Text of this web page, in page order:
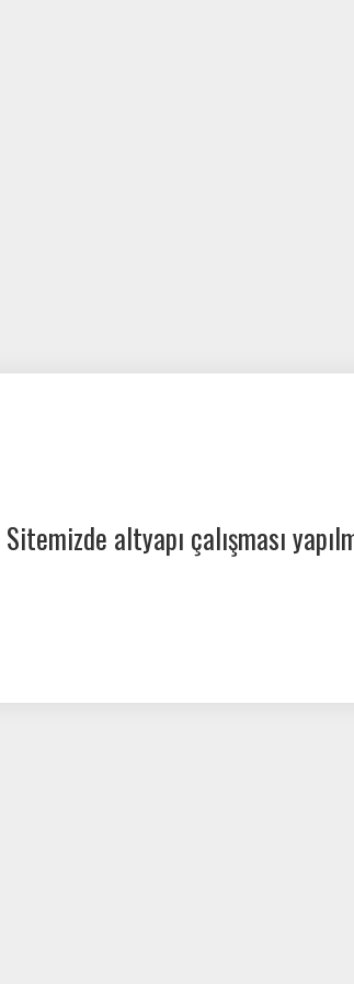
Sitemizde altyapı çalışması